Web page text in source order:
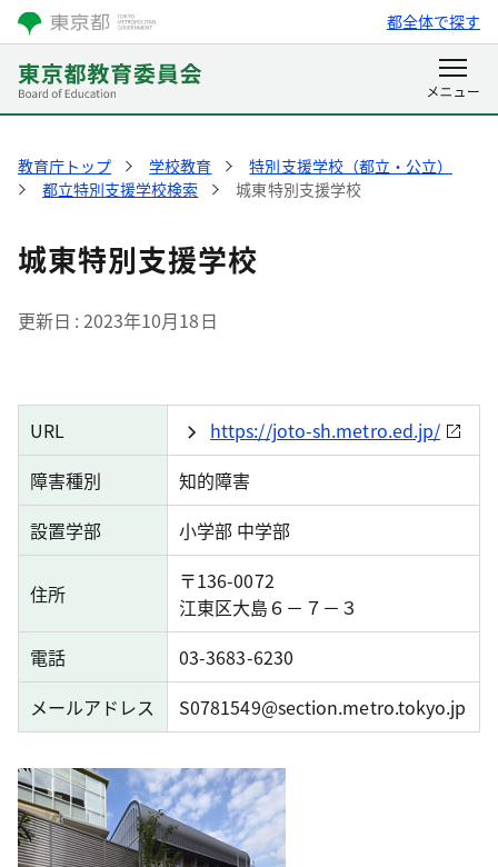
都全体で探す
教育庁トップ 学校教育
特別支援学校（都立・公立）
都立特別支援学校検索
城東特別支援学校
城東特別支援学校
更新日 2023年10月18日
URL
https://joto-sh.metro.ed.jp/
障害種別
知的障害
設置学部
小学部 中学部
住所
〒136-0072
江東区大島６－７－３
電話
03-3683-6230
メールアドレス
S0781549@section.metro.tokyo.jp